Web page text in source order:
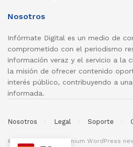
Nosotros
Infórmate Digital es un medio de
comprometido con el periodismo
información veraz y el servicio a la
la misión de ofrecer contenido
interés público, contribuyendo a
informada.
Nosotros Legal Soporte
© 2026 - Premium WordPress